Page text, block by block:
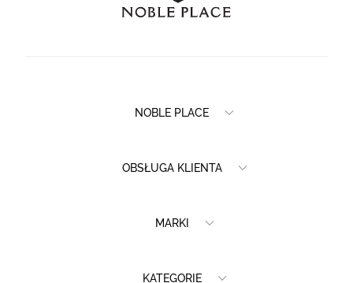
NOBLE PLACE
OBSŁUGA KLIENTA
MARKI
KATEGORIE